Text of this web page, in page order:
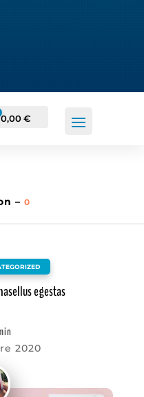
0,00€
– 0
egestas
2020